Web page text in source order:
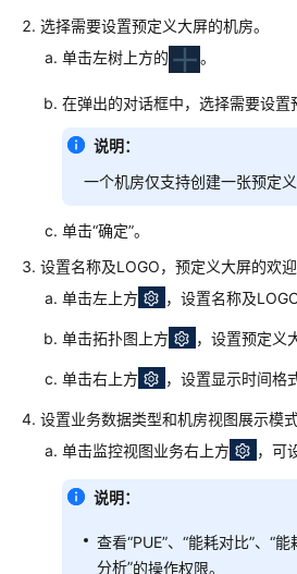
与
退
NetEco
配
设
备
信
参
接
设
备
过
选择需要设置预定义大屏的机房。
单击左树上方的
。
在弹出的对话框中，选择需要设置
说明：
一个机房仅支持创建一张预定义
单击“确定”。
设置名称及LOGO，预定义大屏的欢
单击左上方
，设置名称及LOGO
单击拓扑图上方 ，设置预定义
单击右上方 ，设置显示时间格
设置业务数据类型和机房视图展示模式
单击监控视图业务右上方
，可
说明：
查看“PUE”、“能耗对比”、“
分析”的操作权限。